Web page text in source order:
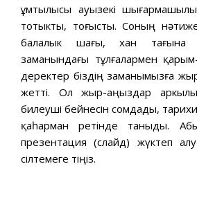
ұмтылысы ауызекі
тотыкты, тоғысты. Соның
балалык шағы, хан тағына
заманындағы тұлғалармен
деректер біздің заманымызға
жетті. Ол жыр-аңыздар
билеуші бейнесін сомдады,
қаһарман ретінде таныды.
презентация (слайд) жүктеп
сілтемеге өтіңіз.